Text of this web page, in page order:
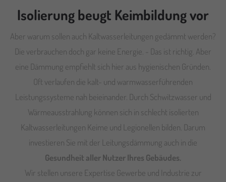
Isolierung beugt Keimbildung vor
Aber warum sollen auch Kaltwasserleitungen gedämmt werden?
Die verbrauchen doch gar keine Energie. - Das ist richtig. Aber
eine Dämmung empfiehlt sich hier aus hygienischen Gründen.
Oft verlaufen die kalt- und warmwasserführenden
Leistungssysteme nah beieinander. Durch Schwitzwasser und
Wärmeausstrahlung können sich in schlecht isolierten
Kaltwasserleitungen Keime und Legionellen bilden. Darum
investieren Sie mit der Leitungsdämmung auch in die
Gesundheit aller Nutzer Ihres Gebäudes.
Wir stellen unsere Expertise Gewerbe und Industrie zur